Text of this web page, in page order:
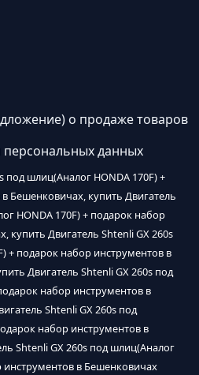
о продаже товаров
данных
под шлиц(Аналог HONDA 170F) +
Бешенковичах, купить Двигатель
HONDA 170F) + подарок набор
купить Двигатель Shtenli GX 260s
+ подарок набор инструментов в
Двигатель Shtenli GX 260s под
набор инструментов в
Shtenli GX 260s под
набор инструментов в
Shtenli GX 260s под шлиц(Аналог
инструментов в Бешенковичах